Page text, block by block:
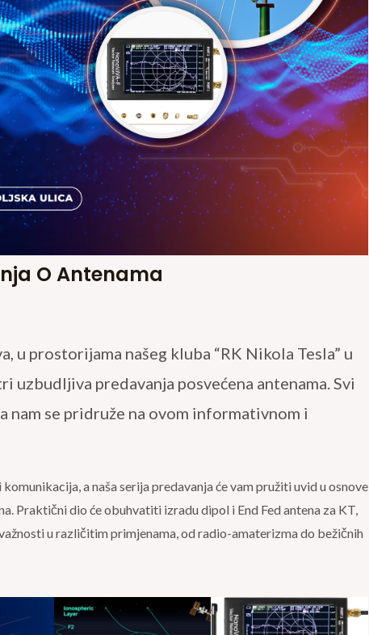
O Antenama
u prostorijama našeg kluba “RK Nikola Tesla” u
uzbudljiva predavanja posvećena antenama. Svi
nam se pridruže na ovom informativnom i
a naša serija predavanja će vam pružiti uvid u osnove
Praktični dio će obuhvatiti izradu dipol i End Fed antena za KT,
u različitim primjenama, od radio-amaterizma do bežičnih